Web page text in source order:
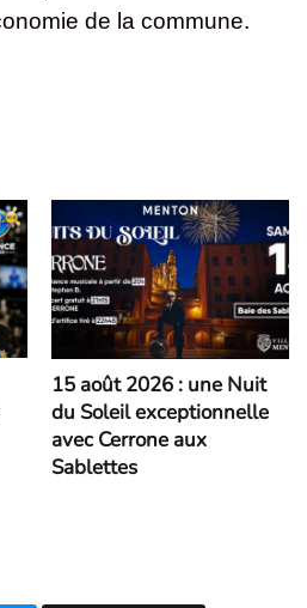
de la commune.
15 août 2026 : une Nuit
du Soleil exceptionnelle
avec Cerrone aux
Sablettes